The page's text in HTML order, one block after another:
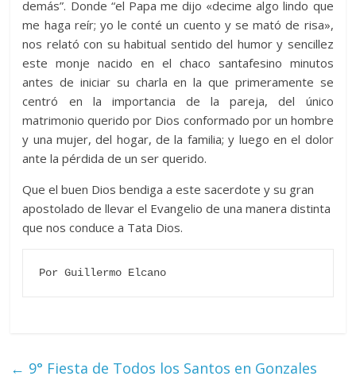
demás”. Donde “el Papa me dijo «decime algo lindo que
me haga reír; yo le conté un cuento y se mató de risa»,
nos relató con su habitual sentido del humor y sencillez
este monje nacido en el chaco santafesino minutos
antes de iniciar su charla en la que primeramente se
centró en la importancia de la pareja, del único
matrimonio querido por Dios conformado por un hombre
y una mujer, del hogar, de la familia; y luego en el dolor
ante la pérdida de un ser querido.
Que el buen Dios bendiga a este sacerdote y su gran
apostolado de llevar el Evangelio de una manera distinta
que nos conduce a Tata Dios.
Por Guillermo Elcano
← 9° Fiesta de Todos los Santos en Gonzales